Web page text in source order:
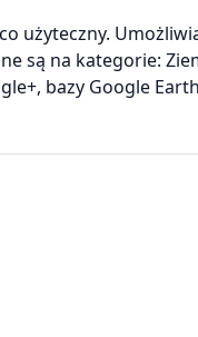
użyteczny.
są na kategorie:
bazy Google